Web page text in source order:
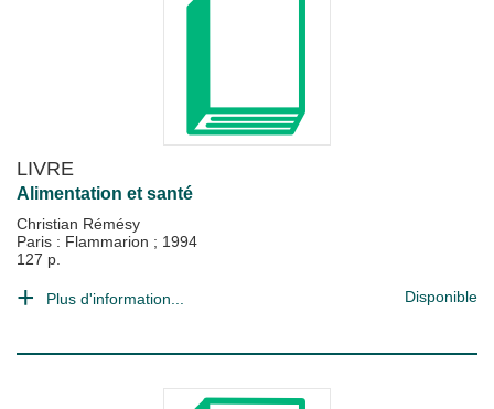
LIVRE
Alimentation et santé
Christian Rémésy
Paris : Flammarion ; 1994
127 p.
Plus d'information... Disponible